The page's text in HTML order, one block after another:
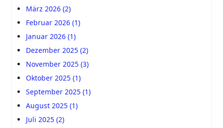
März 2026 (2)
Februar 2026 (1)
Januar 2026 (1)
Dezember 2025 (2)
November 2025 (3)
Oktober 2025 (1)
September 2025 (1)
August 2025 (1)
Juli 2025 (2)